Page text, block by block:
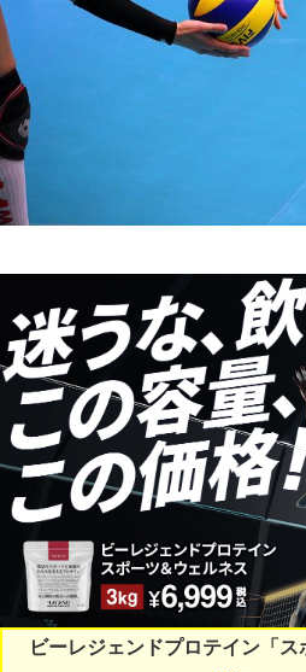
ビーレジェンドプロテイン「